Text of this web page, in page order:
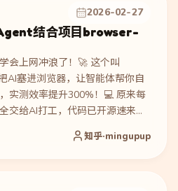
2026-02-27
结合项目browser-
会上网冲浪了！🚀 这个叫
AI塞进浏览器，让智能体帮你自
实测效率提升300%！💻 原来每
交给AI打工，代码已开源速来围
知乎·mingupup